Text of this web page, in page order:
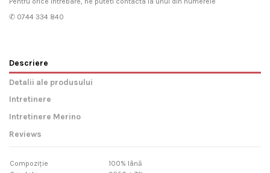
✆ 0744 334 840
Descriere
Detalii ale produsului
Intretinere
Intretinere Merino
Reviews
Compoziție
100% lână